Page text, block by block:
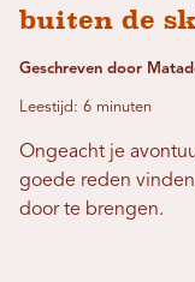
buiten de
Geschreven door
Leestijd: 6 minuten
Ongeacht je
goede reden
door te brengen.